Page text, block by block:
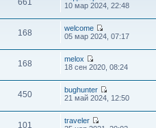
10 мар 2024, 22:48
168
welcome
05 мар 2024, 07:17
168
melox
18 сен 2020, 08:24
450
bughunter
21 май 2024, 12:50
101
traveler